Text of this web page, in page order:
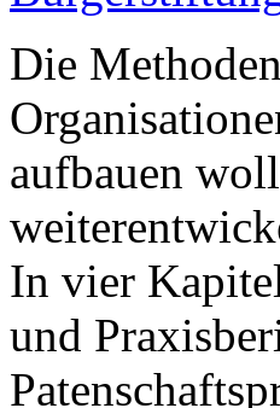
Die
aufbauen
In vier
und